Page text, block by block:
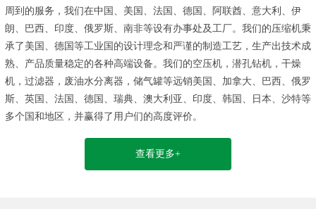
周到的服务，我们在中国、美国、法国、德国、阿联酋、意大利、伊
朗、巴西、印度、俄罗斯、南非等设有办事处及工厂。我们的压缩机秉
承了美国、德国等工业国的设计理念和严谨的制造工艺，生产出技术成
熟、产品质量稳定的各种高端设备。我们的空压机，潜孔钻机，干燥
机，过滤器，废油水分离器，储气罐等远销美国、加拿大、巴西、俄罗
斯、英国、法国、德国、瑞典、澳大利亚、印度、韩国、日本、沙特等
多个国和地区，并赢得了用户们的高度评价。
查看更多+